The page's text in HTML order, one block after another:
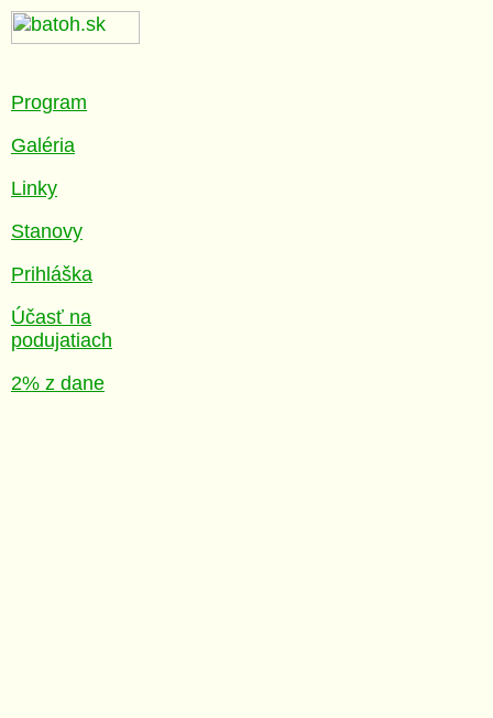
Program
Galéria
Linky
Stanovy
Prihláška
Účasť na
podujatiach
2% z dane